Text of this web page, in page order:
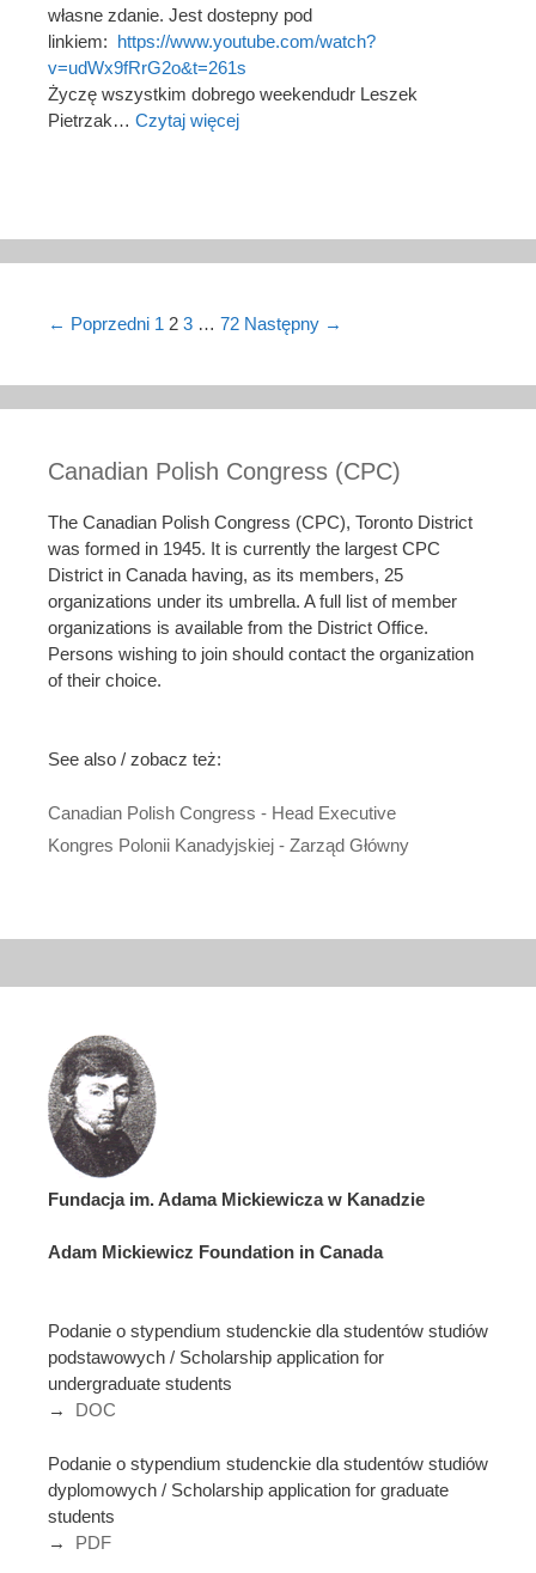
własne zdanie. Jest dostepny pod
linkiem: https://www.youtube.com/watch?
v=udWx9fRrG2o&t=261s
Życzę wszystkim dobrego weekendudr Leszek
Pietrzak… Czytaj więcej
Post navigation
← Poprzedni 1 2 3 … 72 Następny →
Canadian Polish Congress (CPC)
The Canadian Polish Congress (CPC), Toronto District
was formed in 1945. It is currently the largest CPC
District in Canada having, as its members, 25
organizations under its umbrella. A full list of member
organizations is available from the District Office.
Persons wishing to join should contact the organization
of their choice.
See also / zobacz też:
Canadian Polish Congress - Head Executive
Kongres Polonii Kanadyjskiej - Zarząd Główny
Fundacja im. Adama Mickiewicza w Kanadzie
Adam Mickiewicz Foundation in Canada
Podanie o stypendium studenckie dla studentów studiów
podstawowych / Scholarship application for
undergraduate students
→ DOC
Podanie o stypendium studenckie dla studentów studiów
dyplomowych / Scholarship application for graduate
students
→ PDF